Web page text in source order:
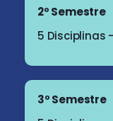
2º Semestre
5 Disciplinas
3º Semestre